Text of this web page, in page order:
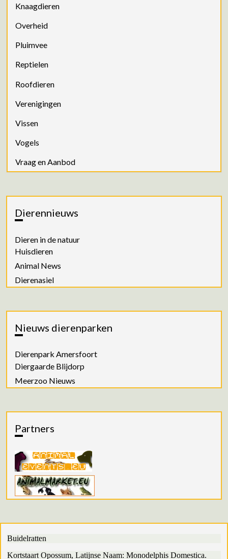
Knaagdieren
Overheid
Pluimvee
Reptielen
Roofdieren
Verenigingen
Vissen
Vogels
Vraag en Aanbod
Dierennieuws
Dieren in de natuur
Huisdieren
Animal News
Dierenasiel
Nieuws dierenparken
Dierenpark Amersfoort
Diergaarde Blijdorp
Meerzoo Nieuws
Partners
Buidelratten
Kortstaart Opossum, Latijnse Naam: Monodelphis Domestica.